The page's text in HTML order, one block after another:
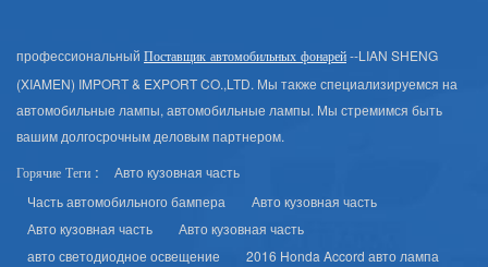
профессиональный Поставщик автомобильных фонарей--LIAN SHENG
(XIAMEN) IMPORT & EXPORT CO.,LTD. Мы также специализируемся на
автомобильные лампы, автомобильные лампы. Мы стремимся быть
вашим долгосрочным деловым партнером.
Горячие Теги :
Авто кузовная часть
Часть автомобильного бампера
Авто кузовная часть
Авто кузовная часть
Авто кузовная часть
авто светодиодное освещение
2016 Honda Accord авто лампа